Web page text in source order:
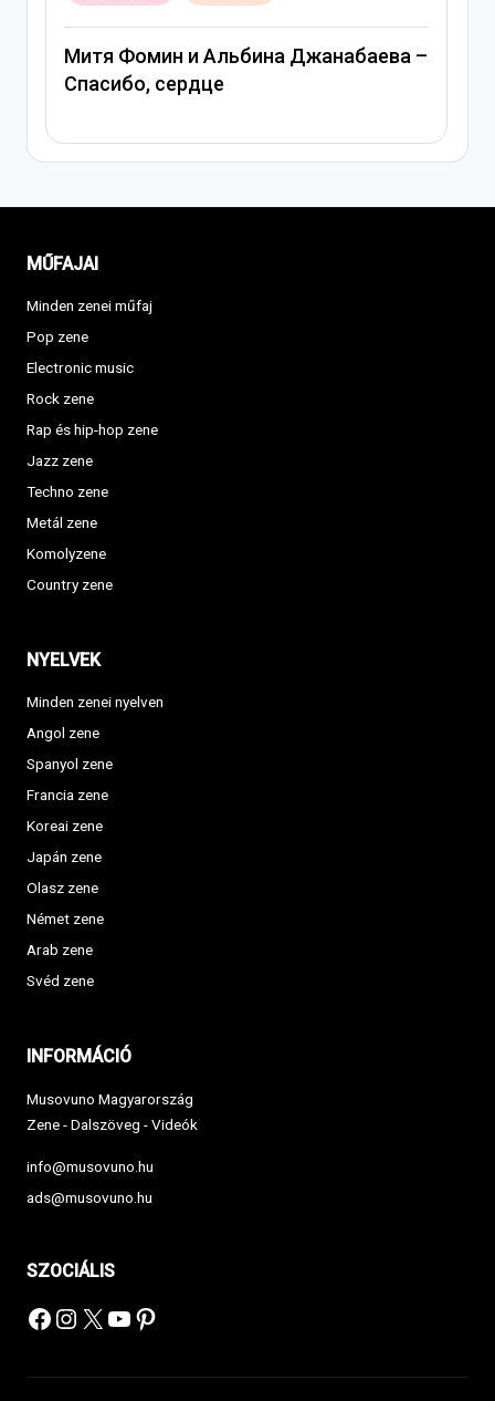
Митя Фомин и Альбина Джанабаева –
Спасибо, сердце
MŰFAJAI
Minden zenei műfaj
Pop zene
Electronic music
Rock zene
Rap és hip-hop zene
Jazz zene
Techno zene
Metál zene
Komolyzene
Country zene
NYELVEK
Minden zenei nyelven
Angol zene
Spanyol zene
Francia zene
Koreai zene
Japán zene
Olasz zene
Német zene
Arab zene
Svéd zene
INFORMÁCIÓ
Musovuno Magyarország
Zene - Dalszöveg - Videók
info@musovuno.hu
ads@musovuno.hu
SZOCIÁLIS
Facebook
Instagram
X YouTube
Pinterest